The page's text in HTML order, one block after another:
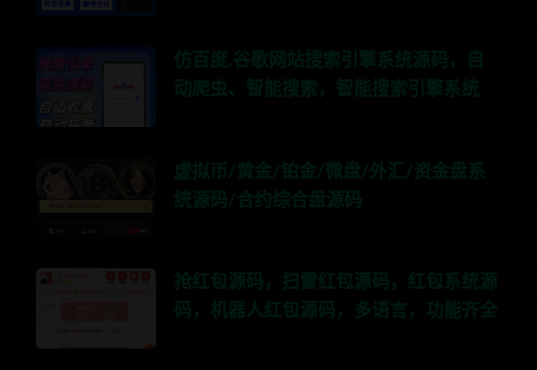
仿百度,谷歌网站搜索引擎系统源码，自
动爬虫、智能搜索，智能搜索引擎系统
虚拟币/黄金/铂金/微盘/外汇/资金盘系
统源码/合约综合盘源码
抢红包源码，扫雷红包源码，红包系统源
码，机器人红包源码，多语言，功能齐全